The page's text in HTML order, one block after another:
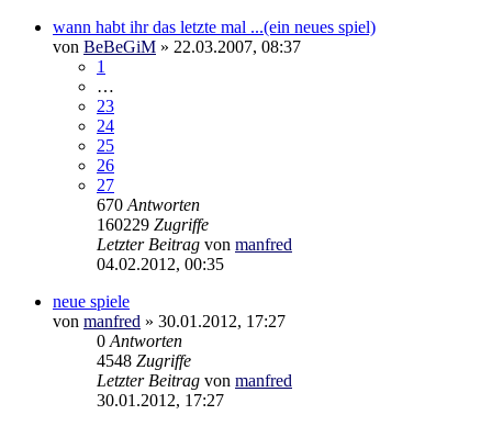
wann habt ihr das letzte mal ...(ein neues spiel)
von BeBeGiM » 22.03.2007, 08:37
1
…
23
24
25
26
27
670 Antworten
160229 Zugriffe
Letzter Beitrag von manfred
04.02.2012, 00:35
neue spiele
von manfred » 30.01.2012, 17:27
0 Antworten
4548 Zugriffe
Letzter Beitrag von manfred
30.01.2012, 17:27